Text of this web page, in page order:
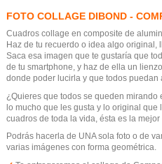
FOTO COLLAGE DIBOND -
Cuadros collage en composite de
Haz de tu recuerdo o idea algo
Saca esa imagen que te gustaría que
de tu smartphone, y haz de ella un
donde poder lucirla y que todos puedan
¿Quieres que todos se queden mirando
lo mucho que les gusta y lo original que
cuadros de toda la vida, ésta es la
Podrás hacerla de UNA sola foto o de
varias imágenes con forma geométrica.